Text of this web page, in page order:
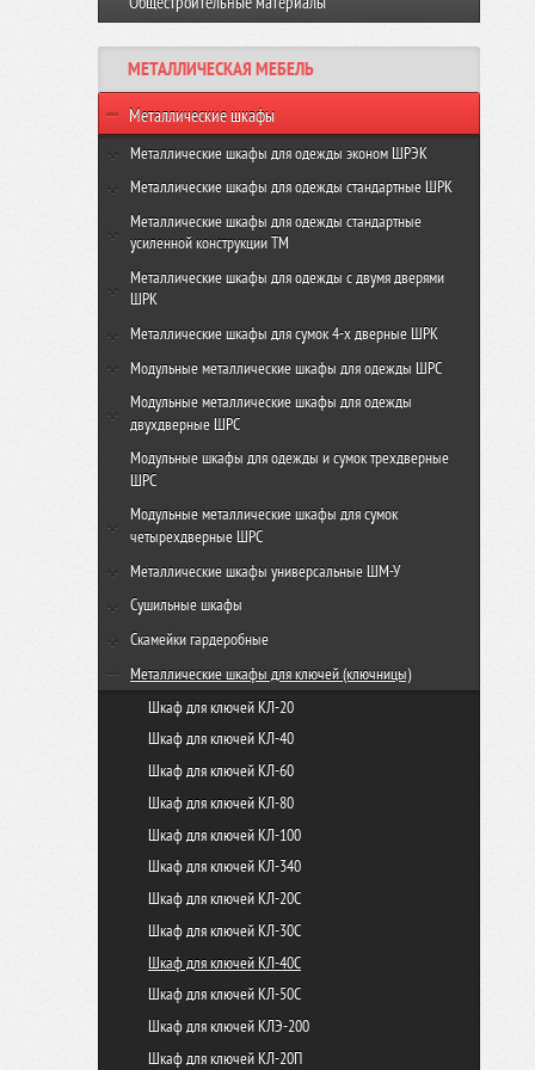
Виброплита VR-120 GROST
Виброплита VH-330R GROST
Резчик швов FS350-HC GROST
МЕТАЛЛИЧЕСКАЯ МЕБЕЛЬ
Металлические шкафы
Металлические шкафы для одежды эконом ШРЭК
ШРЭК-21-500
ШРЭК-22-500
Металлические шкафы для одежды стандартные ШРК
ШРК-22-600
ШРК-22-800
Металлические шкафы для одежды стандартные
усиленной конструкции ТМ
ТМ-22-600
ТМ-22-800
Металлические шкафы для одежды с двумя дверями
ШРК
ШРК-24-600
ШРК-24-800
Металлические шкафы для сумок 4-х дверные ШРК
ШРК-28-600
ШРК-28-800
Модульные металлические шкафы для одежды ШРС
ШРС-11-300
ШРС-11-400
ШРС-11дс-300
Модульные металлические шкафы для одежды
двухдверные ШРС
ШРС-12-300
ШРС-12дс-300
Модульные шкафы для одежды и сумок трехдверные
ШРС
Модульные металлические шкафы для сумок
четырехдверные ШРС
ШРС-14-300
ШРС-14дс-300
Металлические шкафы универсальные ШМ-У
ШМ-У 22-800
ШМУ 22-600
Cушильные шкафы
Шкаф сушильный ШСО-22м-600
Шкаф сушильный ШСО-22м
Шкаф сушильный ШСО-2000
Шкаф сушильный ШСО-2000-4
Модуль для сушки обуви Союз-10
Модуль для сушки обуви Союз-20
Cкамейки гардеробные
Скамья гардеробная 600
Скамья гардеробная 800
Скамья гардеробная 1000
Скамья гардеробная 1200
Скамья гардеробная 1500
Скамья гардеробная 2000
Скамья со спинкой 500
Скамья со спинкой 1000
Скамья со спинкой 1500
Скамья для спорт раздевалок односторонняя
Скамья для спорт раздевалок двусторонняя
Металлические шкафы для ключей (ключницы)
Шкаф для ключей КЛ-20
Шкаф для ключей КЛ-40
Шкаф для ключей КЛ-60
Шкаф для ключей КЛ-80
Шкаф для ключей КЛ-100
Шкаф для ключей КЛ-340
Шкаф для ключей КЛ-20С
Шкаф для ключей КЛ-30C
Шкаф для ключей КЛ-40C
Шкаф для ключей КЛ-50C
Шкаф для ключей КЛЭ-200
Шкаф для ключей КЛ-20П